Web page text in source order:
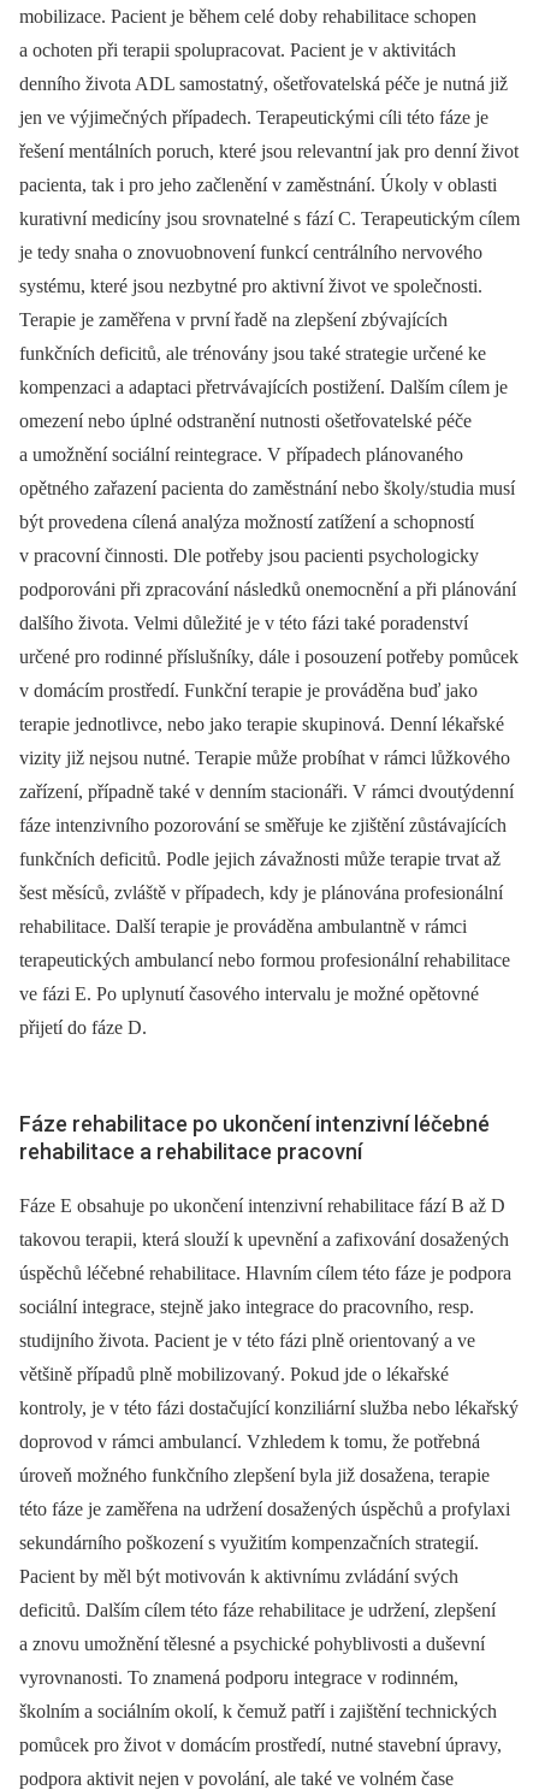
mobilizace. Pacient je během celé doby rehabilitace schopen
a ochoten při terapii spolupracovat. Pacient je v aktivitách
denního života ADL samostatný, ošetřovatelská péče je nutná již
jen ve výjimečných případech. Terapeutickými cíli této fáze je
řešení mentálních poruch, které jsou relevantní jak pro denní život
pacienta, tak i pro jeho začlenění v zaměstnání. Úkoly v oblasti
kurativní medicíny jsou srovnatelné s fází C. Terapeutickým cílem
je tedy snaha o znovuobnovení funkcí centrálního nervového
systému, které jsou nezbytné pro aktivní život ve společnosti.
Terapie je zaměřena v první řadě na zlepšení zbývajících
funkčních deficitů, ale trénovány jsou také strategie určené ke
kompenzaci a adaptaci přetrvávajících postižení. Dalším cílem je
omezení nebo úplné odstranění nutnosti ošetřovatelské péče
a umožnění sociální reintegrace. V případech plánovaného
opětného zařazení pacienta do zaměstnání nebo školy/studia musí
být provedena cílená analýza možností zatížení a schopností
v pracovní činnosti. Dle potřeby jsou pacienti psychologicky
podporováni při zpracování následků onemocnění a při plánování
dalšího života. Velmi důležité je v této fázi také poradenství
určené pro rodinné příslušníky, dále i posouzení potřeby pomůcek
v domácím prostředí. Funkční terapie je prováděna buď jako
terapie jednotlivce, nebo jako terapie skupinová. Denní lékařské
vizity již nejsou nutné. Terapie může probíhat v rámci lůžkového
zařízení, případně také v denním stacionáři. V rámci dvoutýdenní
fáze intenzivního pozorování se směřuje ke zjištění zůstávajících
funkčních deficitů. Podle jejich závažnosti může terapie trvat až
šest měsíců, zvláště v případech, kdy je plánována profesionální
rehabilitace. Další terapie je prováděna ambulantně v rámci
terapeutických ambulancí nebo formou profesionální rehabilitace
ve fázi E. Po uplynutí časového intervalu je možné opětovné
přijetí do fáze D.
Fáze rehabilitace po ukončení intenzivní léčebné
rehabilitace a rehabilitace pracovní
Fáze E obsahuje po ukončení intenzivní rehabilitace fází B až D
takovou terapii, která slouží k upevnění a zafixování dosažených
úspěchů léčebné rehabilitace. Hlavním cílem této fáze je podpora
sociální inte­grace, stejně jako integrace do pracovního, resp.
studijního života. Pacient je v této fázi plně orientovaný a ve
většině případů plně mobilizovaný. Pokud jde o lékařské
kontroly, je v této fázi dostačující konziliární služba nebo lékařský
doprovod v rámci ambulancí. Vzhledem k tomu, že potřebná
úroveň možného funkčního zlepšení byla již dosažena, terapie
této fáze je zaměřena na udržení dosažených úspěchů a profylaxi
sekundárního poškození s využitím kompenzačních strategií.
Pacient by měl být motivován k aktivnímu zvládání svých
deficitů. Dalším cílem této fáze rehabilitace je udržení, zlepšení
a znovu umožnění tělesné a psychické pohyblivosti a duševní
vyrovnanosti. To znamená podporu integrace v rodinném,
školním a sociálním okolí, k čemuž patří i zajištění technických
pomůcek pro život v domácím prostředí, nutné stavební úpravy,
podpora aktivit nejen v povolání, ale také ve volném čase